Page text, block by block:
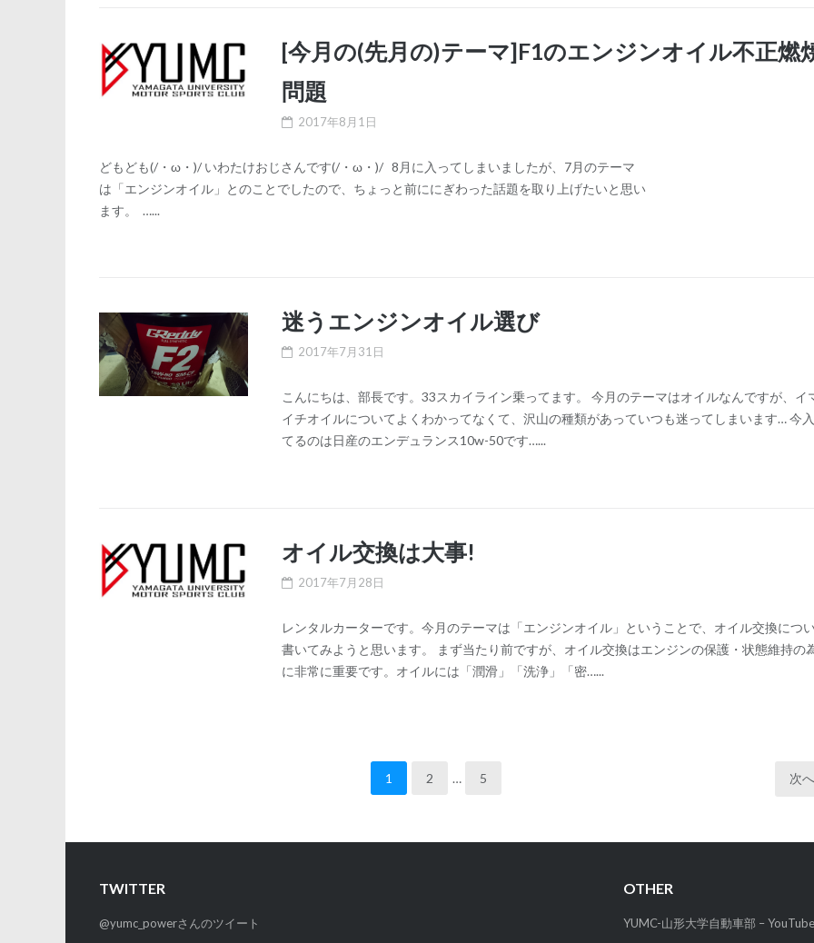
[今月の(先月の)テーマ]F1のエンジンオイル不正燃
問題
2017年8月1日
どもども(/・ω・)/ いわたけおじさんです(/・ω・)/ 8月に入ってしまいましたが、7月のテーマ
は「エンジンオイル」とのことでしたので、ちょっと前ににぎわった話題を取り上げたいと思い
ます。 …...
迷うエンジンオイル選び
2017年7月31日
こんにちは、部長です。33スカイライン乗ってます。 今月のテーマはオイルなんですが、イ
イチオイルについてよくわかってなくて、沢山の種類があっていつも迷ってしまいます… 今
てるのは日産のエンデュランス10w-50です…...
オイル交換は大事!
2017年7月28日
レンタルカーターです。今月のテーマは「エンジンオイル」ということで、オイル交換につ
書いてみようと思います。 まず当たり前ですが、オイル交換はエンジンの保護・状態維持の
に非常に重要です。オイルには「潤滑」「洗浄」「密…...
ペ
1 2 … 5 次へ
TWITTER
@yumc_powerさんのツイート
OTHER
YUMC-山形大学自動車部 –